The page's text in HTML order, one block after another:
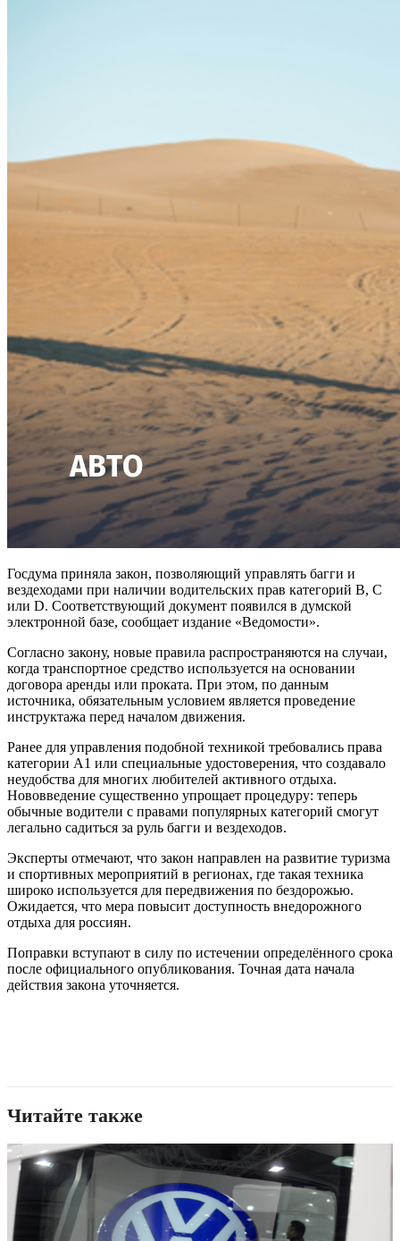
Госдума приняла закон, позволяющий управлять багги и
вездеходами при наличии водительских прав категорий B, C
или D. Соответствующий документ появился в думской
электронной базе, сообщает издание «Ведомости».
Согласно закону, новые правила распространяются на случаи,
когда транспортное средство используется на основании
договора аренды или проката. При этом, по данным
источника, обязательным условием является проведение
инструктажа перед началом движения.
Ранее для управления подобной техникой требовались права
категории A1 или специальные удостоверения, что создавало
неудобства для многих любителей активного отдыха.
Нововведение существенно упрощает процедуру: теперь
обычные водители с правами популярных категорий смогут
легально садиться за руль багги и вездеходов.
Эксперты отмечают, что закон направлен на развитие туризма
и спортивных мероприятий в регионах, где такая техника
широко используется для передвижения по бездорожью.
Ожидается, что мера повысит доступность внедорожного
отдыха для россиян.
Поправки вступают в силу по истечении определённого срока
после официального опубликования. Точная дата начала
действия закона уточняется.
Читайте также